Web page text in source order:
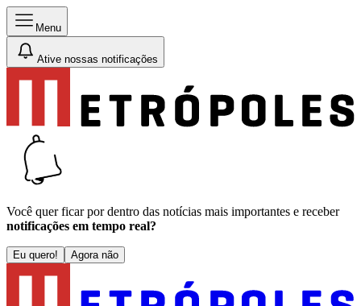
Menu
Ative nossas notificações
Você quer ficar por dentro das notícias mais importantes e receber
notificações em tempo real?
Eu quero! Agora não